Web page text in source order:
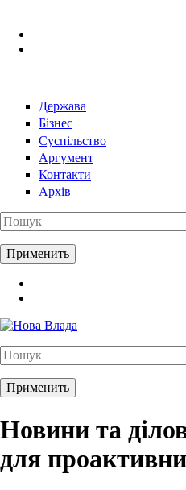
Держава
Бізнес
Суспільство
Аргумент
Контакти
Архів
Новини та
для